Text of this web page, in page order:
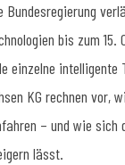
Bundesregierung
bis zum
einzelne intelligente
KG rechnen vor,
– und wie sich
lässt.